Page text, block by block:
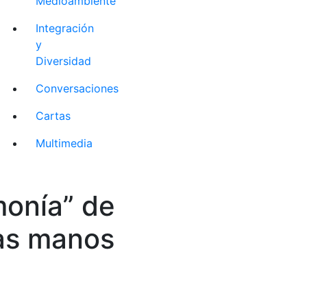
Integración
y
Diversidad
Conversaciones
Cartas
Multimedia
de
manos